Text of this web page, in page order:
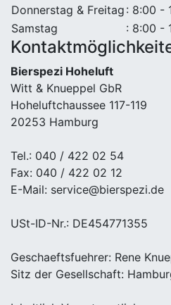
Donnerstag & Freitag : 8:00 -
Samstag
: 8:00 -
Bierspezi Hoheluft
Witt & Knueppel GbR
Hoheluftchaussee 117-119
20253 Hamburg
Tel.: 040 / 422 02 54
Fax: 040 / 422 02 12
E-Mail: service@bierspezi.de
USt-ID-Nr.: DE454771355
Geschaeftsfuehrer: Rene
Sitz der Gesellschaft: